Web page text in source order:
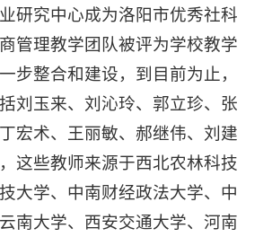
研究中心成为洛阳市优秀社科
管理教学团队被评为学校教学
步整合和建设，到目前为止，
刘玉来、刘沁玲、郭立珍、张
宏术、王丽敏、郝继伟、刘建
这些教师来源于西北农林科技
大学、中南财经政法大学、中
南大学、西安交通大学、河南